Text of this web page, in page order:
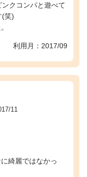
クコンパと遊べて
(笑)
利用月：2017/09
11
綺麗ではなかっ